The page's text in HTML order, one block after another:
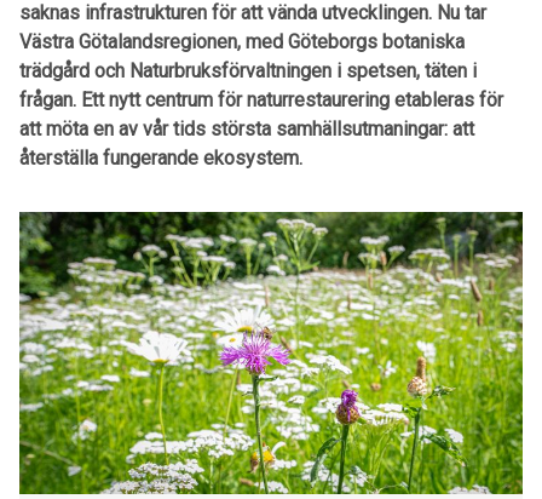
saknas infrastrukturen för att vända utvecklingen. Nu tar
Västra Götalandsregionen, med Göteborgs botaniska
trädgård och Naturbruksförvaltningen i spetsen, täten i
frågan. Ett nytt centrum för naturrestaurering etableras för
att möta en av vår tids största samhällsutmaningar: att
återställa fungerande ekosystem.